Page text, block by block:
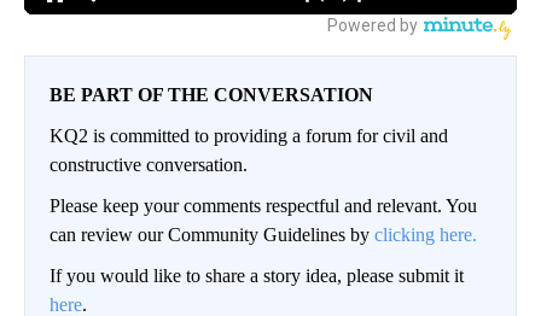
BE PART OF THE CONVERSATION
KQ2 is committed to providing a forum for civil and
constructive conversation.
Please keep your comments respectful and relevant. You
can review our Community Guidelines by clicking here.
If you would like to share a story idea, please submit it
here.